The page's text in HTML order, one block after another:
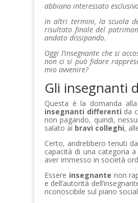
abbiano interessato
In altri termini, la scuola
risultato finale del
andato dissipando.
Oggi l’insegnante che si
non ci si può fidare
mio avvenire?
Gli insegnanti
Questa è la domanda
insegnanti differenti da
non pagando, quindi,
salato ai bravi colleghi,
Certo, andrebbero tenuti
capacità di una categoria
aver immesso in società
Essere insegnante non
e dell’autorità
riconoscibile sul piano